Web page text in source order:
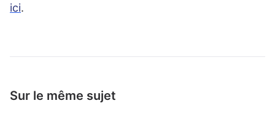
ici.
Sur le même sujet